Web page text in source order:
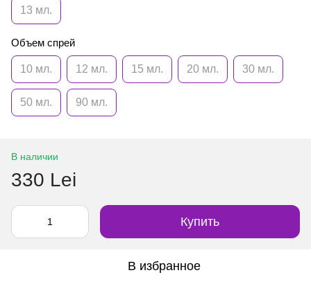
13 мл.
Объем спрей
10 мл. 12 мл. 15 мл. 20 мл. 30 мл.
50 мл. 90 мл.
В наличии
330 Lei
Купить
В избранное